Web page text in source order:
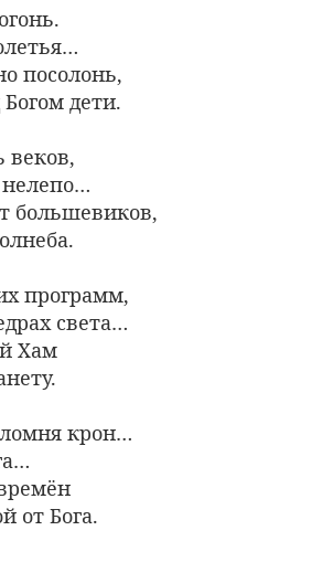
посолонь,
дети.
веков,
большевиков,
программ,
света…
Хам
крон…
от Бога.